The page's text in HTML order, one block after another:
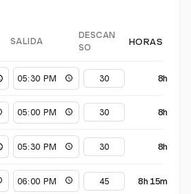
SALIDA
DESCAN
SO
HORAS
8h
8h
8h
8h 15m